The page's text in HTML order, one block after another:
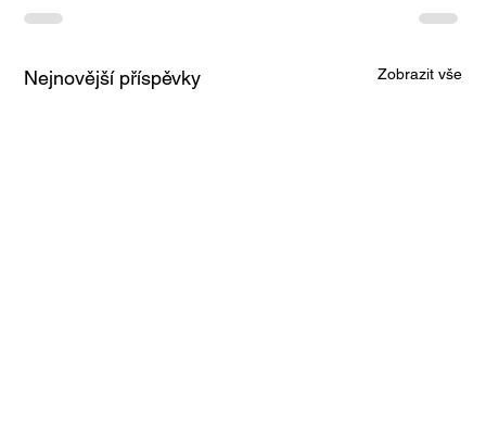
Nejnovější příspěvky Zobrazit vše